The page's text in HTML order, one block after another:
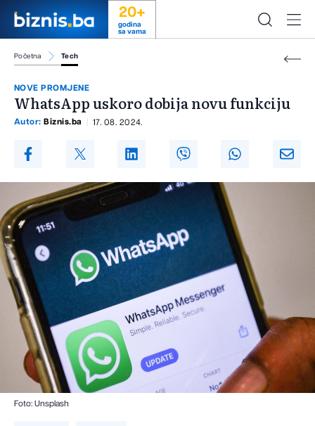
20+
godina
sa vama
Početna Tech
NOVE PROMJENE
WhatsApp uskoro dobija novu funkciju
Autor: Biznis.ba 17. 08. 2024.
Foto: Unsplash